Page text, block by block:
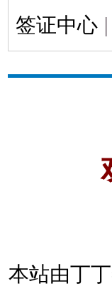
签证中心 |
本站由丁